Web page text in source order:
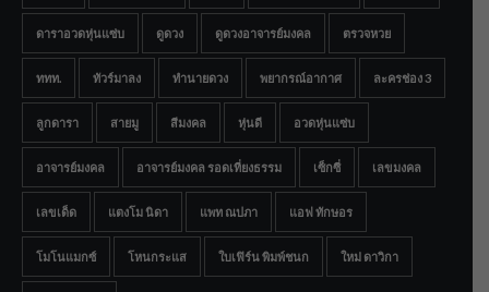
ดาราอวดหุ่นแซ่บ ดูดวง ดูดวงอาจารย์มงคล ตรวจหวย
ททท. ทัวร์มาลง ทำนายดวง พยากรณ์อากาศ ละครช่อง 3
ลูกดารา สายมู สีมงคล หุ่นดี อวดหุ่นแซ่บ
อาจารย์มงคล อาจารย์มงคล รอดเที่ยงธรรม เซ็กซี่ เลขมงคล
เลขเด็ด แตงโม นิดา แพท ณปภา แอฟ ทักษอร
โมโนแมกซ์ โหนกระแส ใบเฟิร์น พิมพ์ชนก ใหม่ ดาวิกา